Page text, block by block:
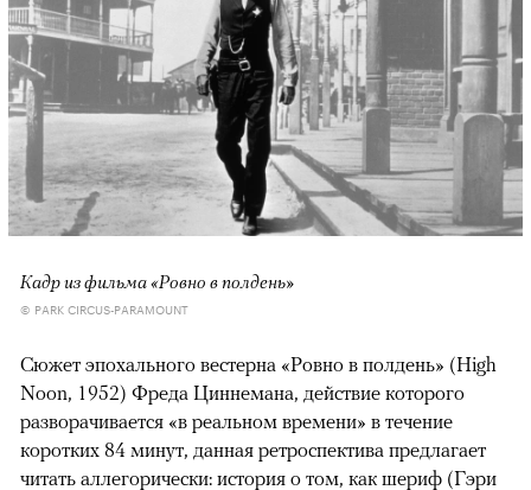
Кадр из фильма «Ровно в полдень»
© PARK CIRCUS-PARAMOUNT
Сюжет эпохального вестерна «Ровно в полдень» (High
Noon, 1952) Фреда Циннемана, действие которого
разворачивается «в реальном времени» в течение
коротких 84 минут, данная ретроспектива предлагает
читать аллегорически: история о том, как шериф (Гэри